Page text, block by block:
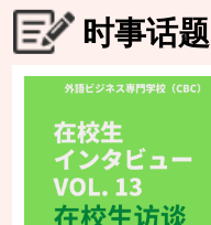
时事话题